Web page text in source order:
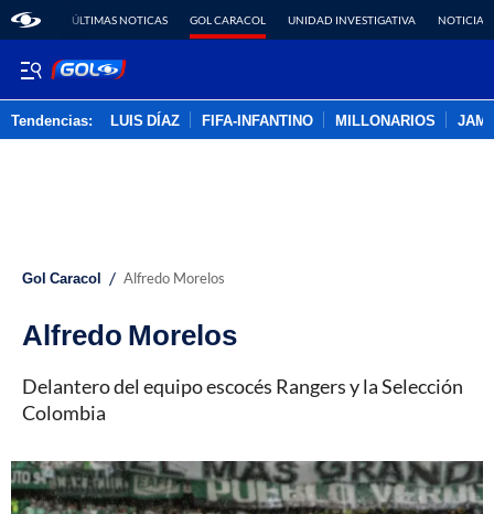
ÚLTIMAS NOTICAS GOL CARACOL UNIDAD INVESTIGATIVA NOTICIAS
Tendencias: LUIS DÍAZ FIFA-INFANTINO MILLONARIOS
Gol Caracol / Alfredo Morelos
Alfredo Morelos
Delantero del equipo escocés Rangers y la Selección
Colombia